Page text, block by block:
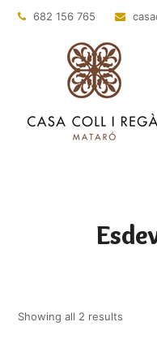
682 156 765
Showing all 2 results